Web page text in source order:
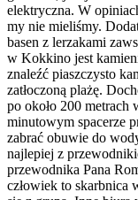
elektryczna. W
my nie mieliśmy.
basen z lerzakami
w Kokkino jest
znaleźć piaszczysto
zatłoczoną plażę.
po około 200 metrach
minutowym spacerze
zabrać obuwie do
najlepiej z
przewodnika Pana
człowiek to skarbnica